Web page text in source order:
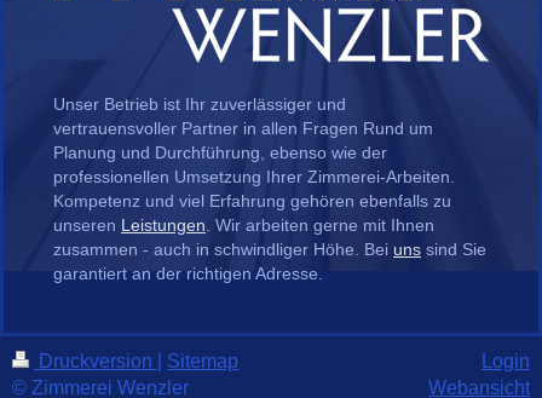
Unser Betrieb ist Ihr zuverlässiger und
vertrauensvoller Partner in allen Fragen Rund um
Planung und Durchführung, ebenso wie der
professionellen Umsetzung Ihrer Zimmerei-Arbeiten.
Kompetenz und viel Erfahrung gehören ebenfalls zu
unseren Leistungen. Wir arbeiten gerne mit Ihnen
zusammen - auch in schwindliger Höhe. Bei uns sind Sie
garantiert an der richtigen Adresse.
Druckversion
Sitemap
© Zimmerei Wenzler
Login
Webansicht